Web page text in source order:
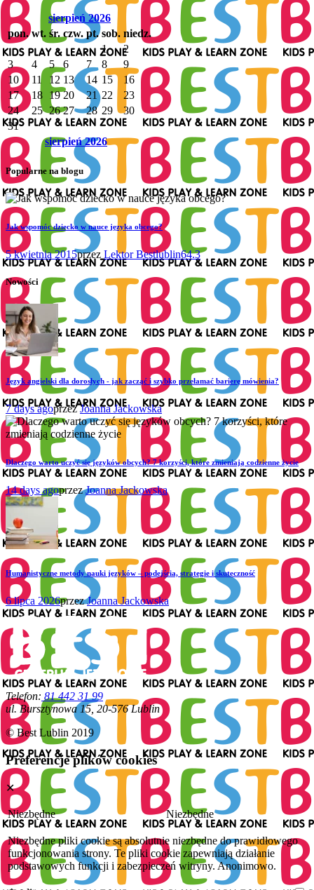
sierpień2026
pon. wt. śr. czw. pt. sob. niedz.
1
2
3
4 5 6 7 8
9
10
11 12 13 14 15
16
17
18 19 20 21 22
23
24
25 26 27 28 29
30
31
sierpień2026
Popularne na blogu
Jak wspomóc dziecko w nauce języka obcego?
5 kwietnia 2015przez Lektor Bestlublin64.3
Nowości
Język angielski dla dorosłych - jak zacząć i szybko przełamać barierę mówienia?
7 days agoprzezJoanna Jackowska
Dlaczego warto uczyć się języków obcych? 7 korzyści, które zmieniają codzienne życie
14 days agoprzezJoanna Jackowska
Humanistyczne metody nauki języków – podejścia, strategie i skuteczność
6 lipca 2026przezJoanna Jackowska
Telefon: 81 442 31 99
ul. Bursztynowa 15, 20-576 Lublin
© Best Lublin 2019
Preferencje plików cookies
✕
Niezbędne Niezbędne
Niezbędne pliki cookie są absolutnie niezbędne do prawidłowego
funkcjonowania strony. Te pliki cookie zapewniają działanie
podstawowych funkcji i zabezpieczeń witryny. Anonimowo.